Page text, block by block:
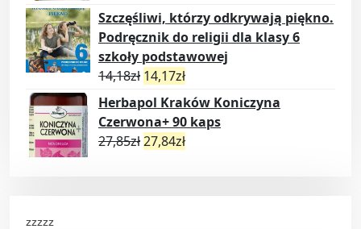
Szczęśliwi, którzy odkrywają piękno.
Podręcznik do religii dla klasy 6
szkoły podstawowej
14,18zł 14,17zł
Herbapol Kraków Koniczyna
Czerwona+ 90 kaps
27,85zł27,84zł
zzzzz